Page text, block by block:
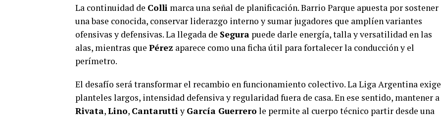
La continuidad de Colli marca una señal de planificación. Barrio Parque apuesta por sostener
una base conocida, conservar liderazgo interno y sumar jugadores que amplíen variantes
ofensivas y defensivas. La llegada de Segura puede darle energía, talla y versatilidad en las
alas, mientras que Pérez aparece como una ficha útil para fortalecer la conducción y el
perímetro.
El desafío será transformar el recambio en funcionamiento colectivo. La Liga Argentina exige
planteles largos, intensidad defensiva y regularidad fuera de casa. En ese sentido, mantener a
Rivata,Lino, Cantaruttiy García Guerrero le permite al cuerpo técnico partir desde una